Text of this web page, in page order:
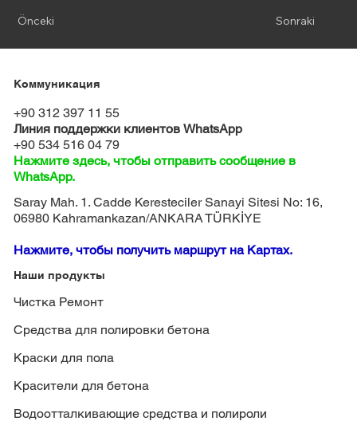
Sonraki
Önceki
Коммуникация
+90 312 397 11 55
Линия поддержки клиентов WhatsApp
+90 534 516 04 79
Нажмите здесь, чтобы отправить сообщение в
WhatsApp.
Saray Mah. 1. Cadde Keresteciler Sanayi Sitesi No: 16,
06980 Kahramankazan/ANKARA TÜRKİYE
Нажмите, чтобы получить маршрут на Картах.
Наши продукты
Чистка Ремонт
Средства для полировки бетона
Краски для пола
Красители для бетона
Водоотталкивающие средства и полироли